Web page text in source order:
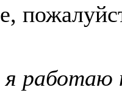
я работаю